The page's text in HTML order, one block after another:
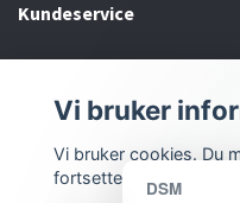
Kundeservice
Sosiale medier
Vi bruker
Vi bruker cookies. Du
fortsette.
DSM